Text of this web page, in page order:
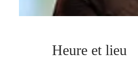
Heure et lieu